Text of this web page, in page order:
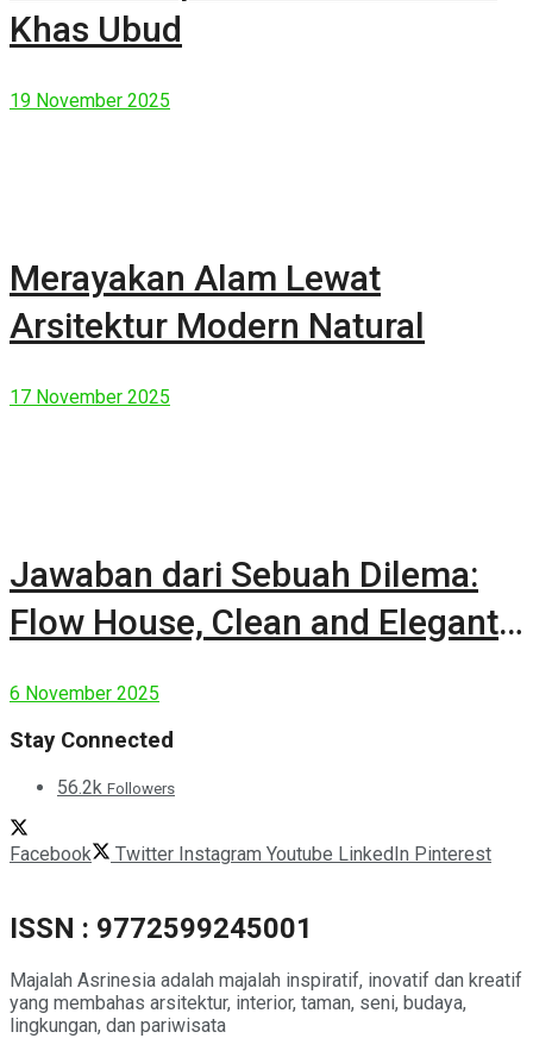
Khas Ubud
19 November 2025
Merayakan Alam Lewat
Arsitektur Modern Natural
17 November 2025
Jawaban dari Sebuah Dilema:
Flow House, Clean and Elegant
6 November 2025
Stay Connected
56.2k Followers
Facebook Twitter Instagram Youtube LinkedIn Pinterest
ISSN : 9772599245001
Majalah Asrinesia adalah majalah inspiratif, inovatif dan kreatif
yang membahas arsitektur, interior, taman, seni, budaya,
lingkungan, dan pariwisata